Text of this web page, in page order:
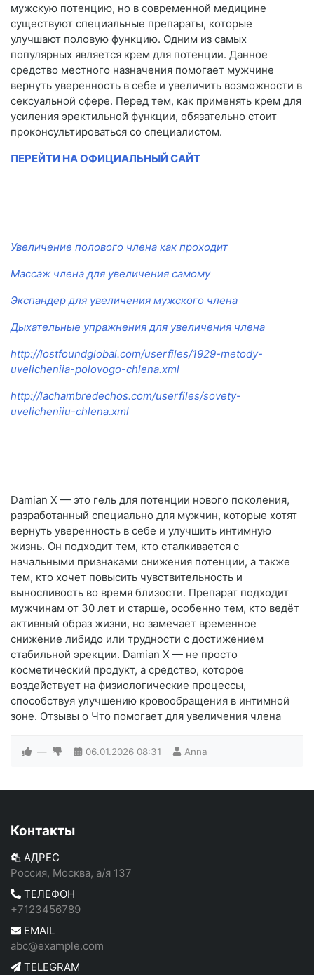
мужскую потенцию, но в современной медицине
существуют специальные препараты, которые
улучшают половую функцию. Одним из самых
популярных является крем для потенции. Данное
средство местного назначения помогает мужчине
вернуть уверенность в себе и увеличить возможности в
сексуальной сфере. Перед тем, как применять крем для
усиления эректильной функции, обязательно стоит
проконсультироваться со специалистом.
ПЕРЕЙТИ НА ОФИЦИАЛЬНЫЙ САЙТ
Увеличение полового члена как проходит
Массаж члена для увеличения самому
Экспандер для увеличения мужского члена
Дыхательные упражнения для увеличения члена
http://lostfoundglobal.com/userfiles/1929-metody-
uvelicheniia-polovogo-chlena.xml
http://lachambredechos.com/userfiles/sovety-
uvelicheniiu-chlena.xml
Damian X — это гель для потенции нового поколения,
разработанный специально для мужчин, которые хотят
вернуть уверенность в себе и улучшить интимную
жизнь. Он подходит тем, кто сталкивается с
начальными признаками снижения потенции, а также
тем, кто хочет повысить чувствительность и
выносливость во время близости. Препарат подходит
мужчинам от 30 лет и старше, особенно тем, кто ведёт
активный образ жизни, но замечает временное
снижение либидо или трудности с достижением
стабильной эрекции. Damian X — не просто
косметический продукт, а средство, которое
воздействует на физиологические процессы,
способствуя улучшению кровообращения в интимной
зоне. Отзывы о Что помогает для увеличения члена
— 06.01.2026 08:31 Anna
Контакты
АДРЕС
Россия, Москва, а/я 137
ТЕЛЕФОН
+7123456789
EMAIL
abc@example.com
TELEGRAM